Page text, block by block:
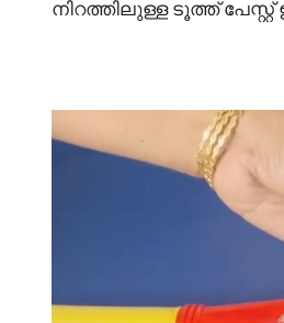
നിറത്തിലുള്ള ടൂത്ത്